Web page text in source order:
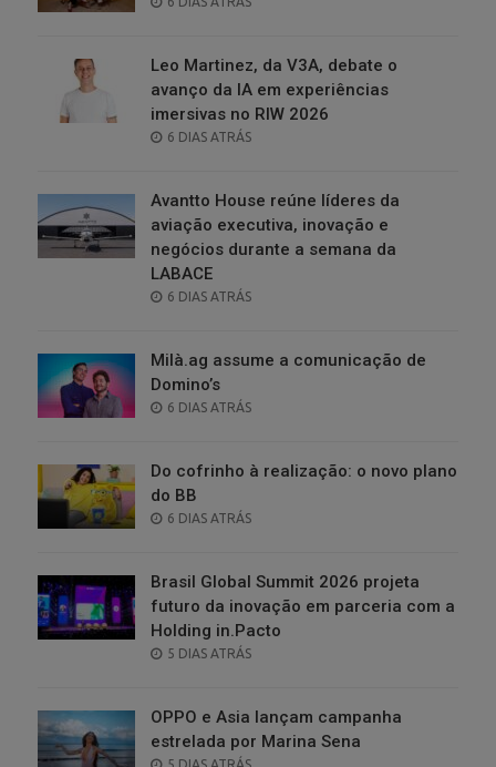
Leo Martinez, da V3A, debate o
avanço da IA em experiências
imersivas no RIW 2026
POSTED
6 DIAS ATRÁS
Avantto House reúne líderes da
aviação executiva, inovação e
negócios durante a semana da
LABACE
POSTED
6 DIAS ATRÁS
Milà.ag assume a comunicação de
Domino’s
POSTED
6 DIAS ATRÁS
Do cofrinho à realização: o novo plano
do BB
POSTED
6 DIAS ATRÁS
Brasil Global Summit 2026 projeta
futuro da inovação em parceria com a
Holding in.Pacto
POSTED
5 DIAS ATRÁS
OPPO e Asia lançam campanha
estrelada por Marina Sena
POSTED
5 DIAS ATRÁS